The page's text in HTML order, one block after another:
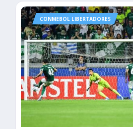
CONMEBOL LIBERTADORES